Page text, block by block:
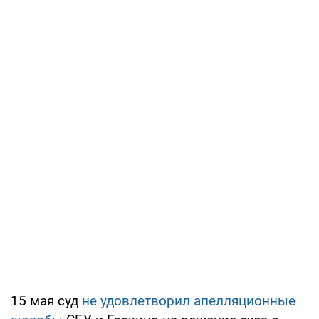
15 мая суд не удовлетворил апелляционные